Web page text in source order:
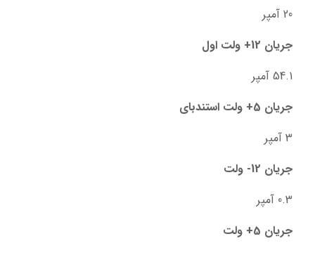
20 آمپر
جریان 12+ ولت اول
54.1 آمپر
جریان 5+ ولت استندبای
3 آمپر
جریان 12- ولت
0.3 آمپر
جریان 5+ ولت